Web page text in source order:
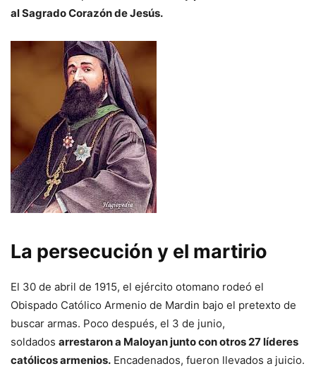
al Sagrado Corazón de Jesús.
La persecución y el martirio
El 30 de abril de 1915, el ejército otomano rodeó el
Obispado Católico Armenio de Mardin bajo el pretexto de
buscar armas. Poco después, el 3 de junio,
soldados arrestaron a Maloyan junto con otros 27 líderes
católicos armenios. Encadenados, fueron llevados a juicio.